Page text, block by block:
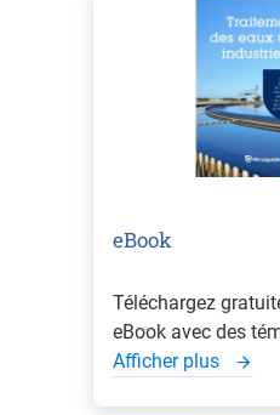
eBook
Téléchargez
eBook avec des
Afficher plus